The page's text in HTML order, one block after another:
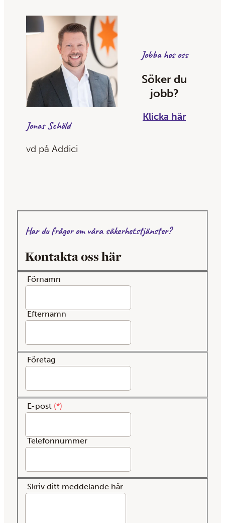
Jonas Schöld
vd på Addici
Jobba hos oss
Söker du
jobb?
Klicka här
Har du frågor om våra säkerhetstjänster?
Kontakta oss här
Förnamn
Efternamn
Företag
E-post *
Telefonnummer
Skriv ditt meddelande här